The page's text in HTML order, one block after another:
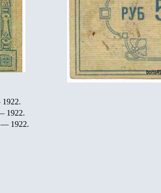
.
1922.
— 1922.